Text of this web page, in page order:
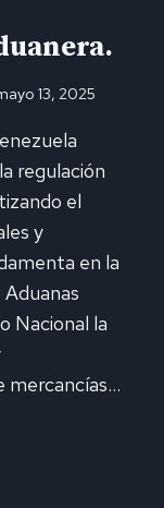
13, 2025
regulación
el
y
en la
Nacional la
mercancías…